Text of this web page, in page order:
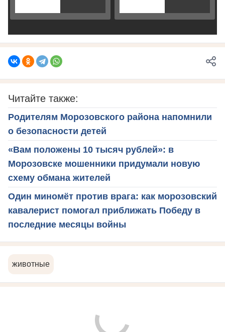
Читайте также:
Родителям Морозовского района напомнили
о безопасности детей
«Вам положены 10 тысяч рублей»: в
Морозовске мошенники придумали новую
схему обмана жителей
Один миномёт против врага: как морозовский
кавалерист помогал приближать Победу в
последние месяцы войны
животные